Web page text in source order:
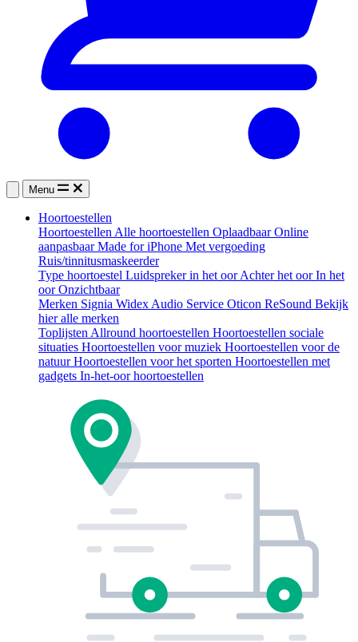
Menu
Hoortoestellen
Hoortoestellen Alle hoortoestellen OplaadbaarOnline
aanpasbaarMade for iPhone Met vergoeding
Ruis/tinnitusmaskeerder
Type hoortoestel Luidspreker in het oorAchter het oorIn het
oorOnzichtbaar
Merken Signia Widex Audio Service Oticon ReSound Bekijk
hier alle merken
Toplijsten Allround hoortoestellen Hoortoestellen sociale
situaties Hoortoestellen voor muziek Hoortoestellen voor de
natuurHoortoestellen voor het sporten Hoortoestellen met
gadgets In-het-oor hoortoestellen